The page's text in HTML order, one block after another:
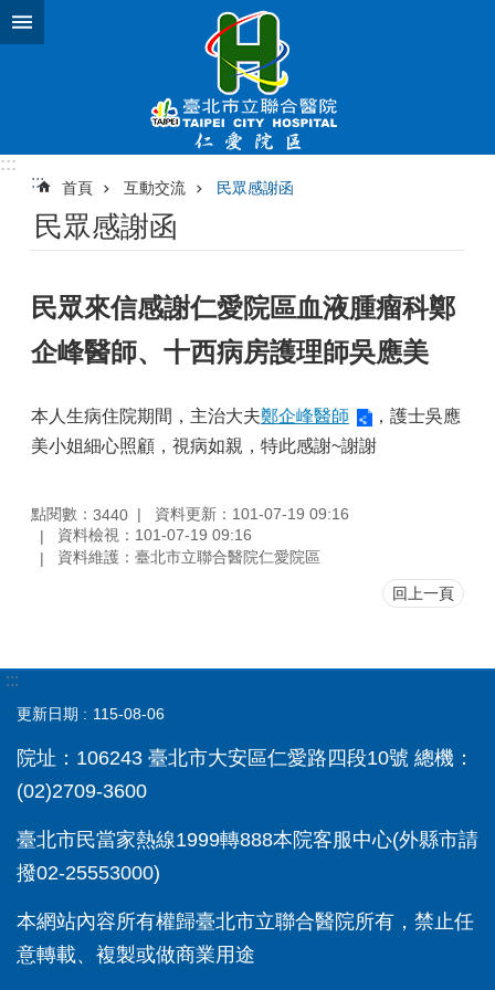
跳到主要內容區塊
:::
:::
首頁 互動交流 民眾感謝函
民眾感謝函
民眾來信感謝仁愛院區血液腫瘤科鄭
企峰醫師、十西病房護理師吳應美
本人生病住院期間，主治大夫鄭企峰醫師
，護士吳應
美小姐細心照顧，視病如親，特此感謝~謝謝
點閱數： 3440
資料更新：101-07-19 09:16
資料檢視：101-07-19 09:16
資料維護：臺北市立聯合醫院仁愛院區
回上一頁
:::
更新日期 115-08-06
院址：106243 臺北市大安區仁愛路四段10號 總機：
(02)2709-3600
臺北市民當家熱線1999轉888本院客服中心(外縣市請
撥02-25553000)
本網站內容所有權歸臺北市立聯合醫院所有，禁止任
意轉載、複製或做商業用途